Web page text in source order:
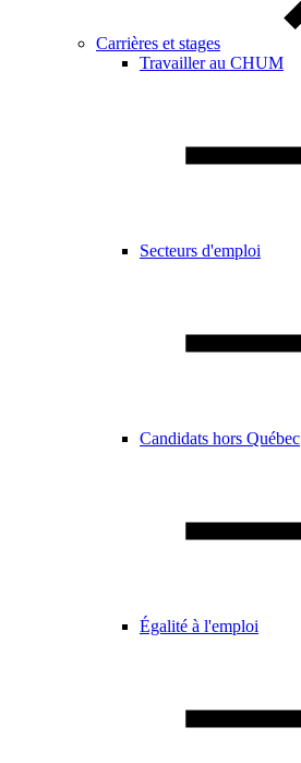
Carrières et stages
Travailler au CHUM
Secteurs d'emploi
Candidats hors Québec
Égalité à l'emploi